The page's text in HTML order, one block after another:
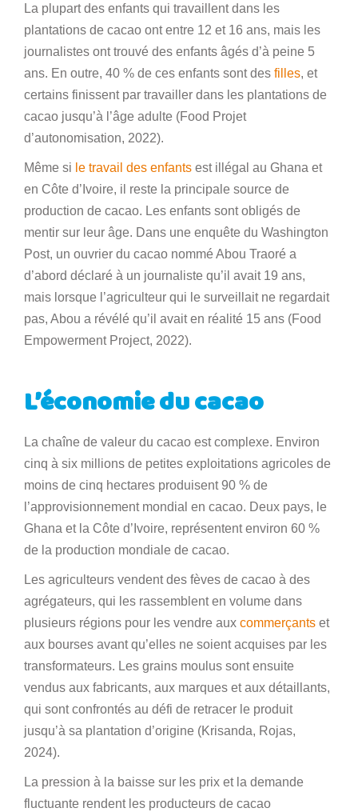
La plupart des enfants qui travaillent dans les
plantations de cacao ont entre 12 et 16 ans, mais les
journalistes ont trouvé des enfants âgés d’à peine 5
ans. En outre, 40 % de ces enfants sont des filles, et
certains finissent par travailler dans les plantations de
cacao jusqu’à l’âge adulte (Food Projet
d’autonomisation, 2022).
Même si le travail des enfants est illégal au Ghana et
en Côte d’Ivoire, il reste la principale source de
production de cacao. Les enfants sont obligés de
mentir sur leur âge. Dans une enquête du Washington
Post, un ouvrier du cacao nommé Abou Traoré a
d’abord déclaré à un journaliste qu’il avait 19 ans,
mais lorsque l’agriculteur qui le surveillait ne regardait
pas, Abou a révélé qu’il avait en réalité 15 ans (Food
Empowerment Project, 2022).
L’économie du cacao
La chaîne de valeur du cacao est complexe. Environ
cinq à six millions de petites exploitations agricoles de
moins de cinq hectares produisent 90 % de
l’approvisionnement mondial en cacao. Deux pays, le
Ghana et la Côte d’Ivoire, représentent environ 60 %
de la production mondiale de cacao.
Les agriculteurs vendent des fèves de cacao à des
agrégateurs, qui les rassemblent en volume dans
plusieurs régions pour les vendre aux commerçants et
aux bourses avant qu’elles ne soient acquises par les
transformateurs. Les grains moulus sont ensuite
vendus aux fabricants, aux marques et aux détaillants,
qui sont confrontés au défi de retracer le produit
jusqu’à sa plantation d’origine (Krisanda, Rojas,
2024).
La pression à la baisse sur les prix et la demande
fluctuante rendent les producteurs de cacao